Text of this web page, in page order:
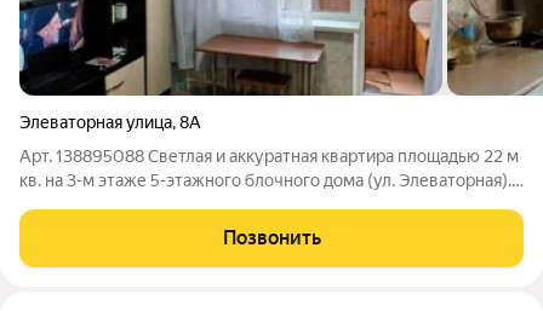
Элеваторная улица,8А
Арт. 138895088 Светлая и аккуратная квартира площадью 22 м
кв. на 3-м этаже 5-этажного блочного дома (ул. Элеваторная).
21,8 м. Изолированная планировка: комната - 11,8 м кухня - 4,3
м
Позвонить